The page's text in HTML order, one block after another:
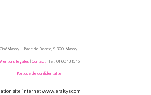
CinéMassy - Place de France, 91300 Massy
légales Contact| Tel : 01 60 13 15 15
Politique de confidentialité
site internet www.erakys.com